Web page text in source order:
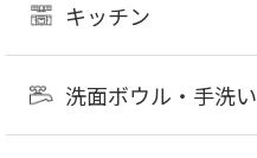
キッチン
洗面ボウル・手洗い